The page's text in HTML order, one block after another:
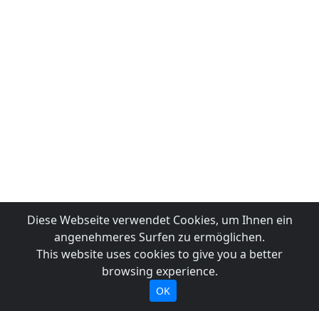
Diese Webseite verwendet Cookies, um Ihnen ein
angenehmeres Surfen zu ermöglichen.
This website uses cookies to give you a better
browsing experience.
OK